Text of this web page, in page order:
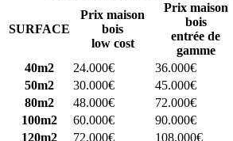
SURFACE
Prix maison
bois
low cost
Prix maison
bois
entrée de
gamme
40m2
24.000€ 36.000€
50m2
30.000€ 45.000€
80m2
48.000€ 72.000€
100m2
60.000€ 90.000€
120m2
72.000€ 108.000€